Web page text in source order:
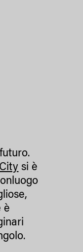
si è
è